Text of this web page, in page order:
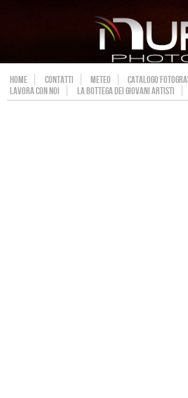
HOME CONTATTI METEO
CATALOGO
LAVORA CON NOI
LA BOTTEGA DEI GIOVANI ARTISTI